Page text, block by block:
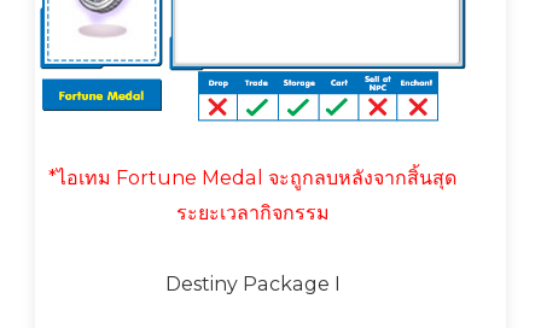
*ไอเทม Fortune Medal จะถูกลบหลังจากสิ้นสุด
ระยะเวลากิจกรรม
Destiny Package I